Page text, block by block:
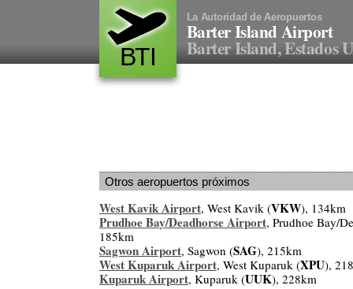
BTI
La Autoridad de Aeropuertos
Barter Island Airport
Barter Island, Estados
Otros aeropuertos próximos
West Kavik Airport, West Kavik (VKW), 134km
Prudhoe Bay/Deadhorse Airport, Prudhoe Bay/
185km
Sagwon Airport, Sagwon (SAG), 215km
West Kuparuk Airport, West Kuparuk (XPU),
Kuparuk Airport, Kuparuk (UUK), 228km